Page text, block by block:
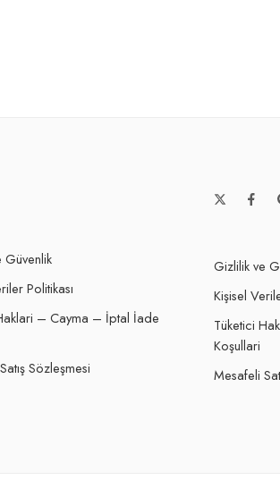
Güvenlik
Politikası
– Cayma – İptal İade
Sözleşmesi
Gizlilik ve
Kişisel
Tüketici
Koşullari
Mesafeli